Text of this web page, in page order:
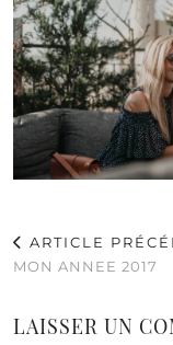
ARTICLE
MON ANNEE 2017
LAISSER UN